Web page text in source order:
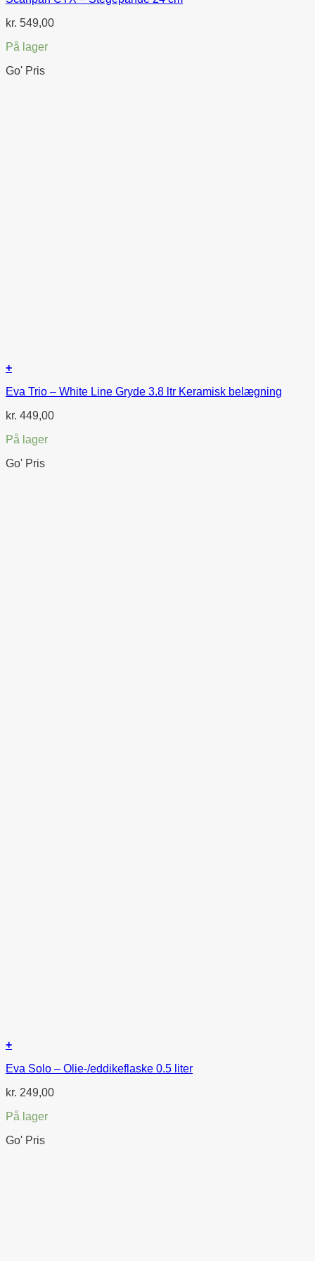
kr. 549,00
På lager
Go' Pris
+
Eva Trio – White Line Gryde 3.8 ltr Keramisk belægning
kr. 449,00
På lager
Go' Pris
+
Eva Solo – Olie-/eddikeflaske 0.5 liter
kr. 249,00
På lager
Go' Pris